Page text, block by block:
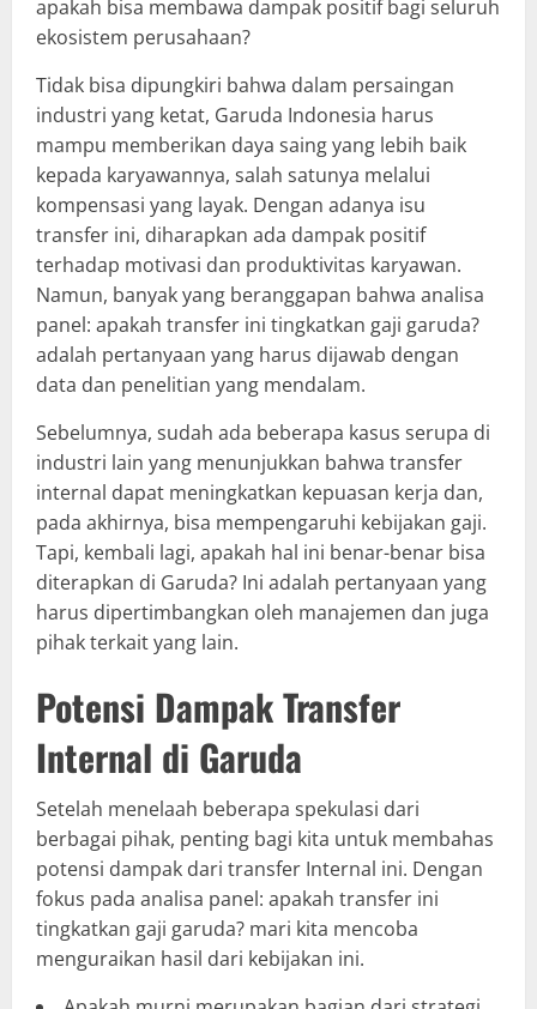
apakah bisa membawa dampak positif bagi seluruh
ekosistem perusahaan?
Tidak bisa dipungkiri bahwa dalam persaingan
industri yang ketat, Garuda Indonesia harus
mampu memberikan daya saing yang lebih baik
kepada karyawannya, salah satunya melalui
kompensasi yang layak. Dengan adanya isu
transfer ini, diharapkan ada dampak positif
terhadap motivasi dan produktivitas karyawan.
Namun, banyak yang beranggapan bahwa analisa
panel: apakah transfer ini tingkatkan gaji garuda?
adalah pertanyaan yang harus dijawab dengan
data dan penelitian yang mendalam.
Sebelumnya, sudah ada beberapa kasus serupa di
industri lain yang menunjukkan bahwa transfer
internal dapat meningkatkan kepuasan kerja dan,
pada akhirnya, bisa mempengaruhi kebijakan gaji.
Tapi, kembali lagi, apakah hal ini benar-benar bisa
diterapkan di Garuda? Ini adalah pertanyaan yang
harus dipertimbangkan oleh manajemen dan juga
pihak terkait yang lain.
Potensi Dampak Transfer
Internal di Garuda
Setelah menelaah beberapa spekulasi dari
berbagai pihak, penting bagi kita untuk membahas
potensi dampak dari transfer Internal ini. Dengan
fokus pada analisa panel: apakah transfer ini
tingkatkan gaji garuda? mari kita mencoba
menguraikan hasil dari kebijakan ini.